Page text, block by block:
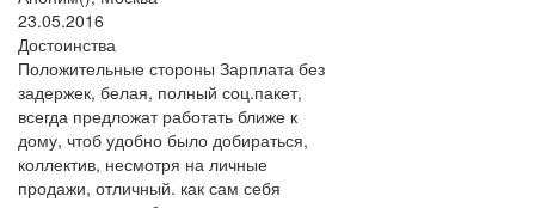
23.05.2016
Достоинства
Положительные стороны Зарплата без
задержек, белая, полный соц.пакет,
всегда предложат работать ближе к
дому, чтоб удобно было добираться,
коллектив, несмотря на личные
продажи, отличный. как сам себя